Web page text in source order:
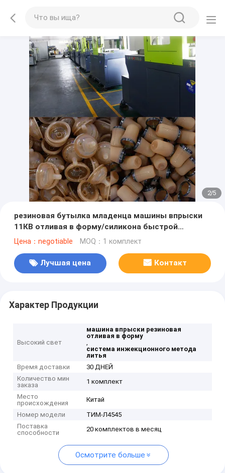
2/5
резиновая бутылка младенца машины впрыски
11КВ отливая в форму/силикона быстрой
скорости делая машину
Цена：negotiable MOQ：1 комплект
Лучшая цена Контакт
Характер Продукции
Высокий свет
машина впрыски резиновая
отливая в форму
,
система инжекционного метода
литья
Время доставки
30 ДНЕЙ
Количество мин
заказа
1 комплект
Место
происхождения
Китай
Номер модели
ТИМ-Л4545
Поставка
способности
20 комплектов в месяц
Осмотрите больше